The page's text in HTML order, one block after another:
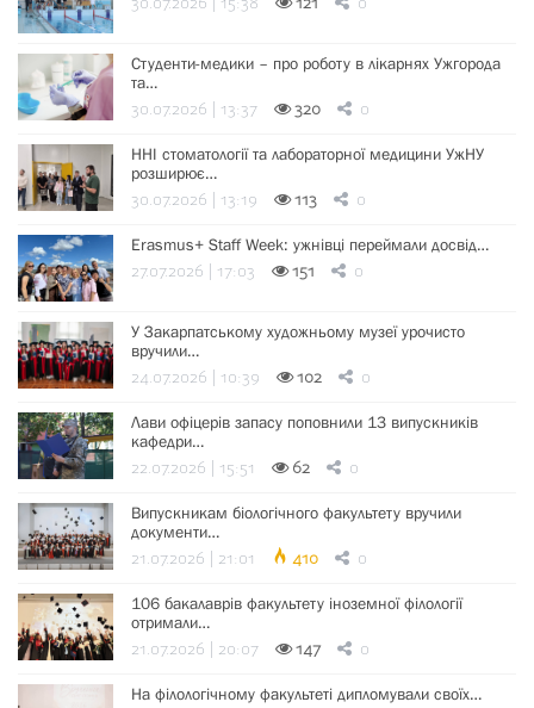
Студенти-медики – про роботу в лікарнях Ужгорода
та…
30.07.2026 | 13:37 320 0
ННІ стоматології та лабораторної медицини УжНУ
розширює…
30.07.2026 | 13:19 113 0
Erasmus+ Staff Week: ужнівці переймали досвід…
27.07.2026 | 17:03 151 0
У Закарпатському художньому музеї урочисто
вручили…
24.07.2026 | 10:39 102 0
Лави офіцерів запасу поповнили 13 випускників
кафедри…
22.07.2026 | 15:51 62 0
Випускникам біологічного факультету вручили
документи…
21.07.2026 | 21:01 410 0
106 бакалаврів факультету іноземної філології
отримали…
21.07.2026 | 20:07 147 0
На філологічному факультеті дипломували своїх…